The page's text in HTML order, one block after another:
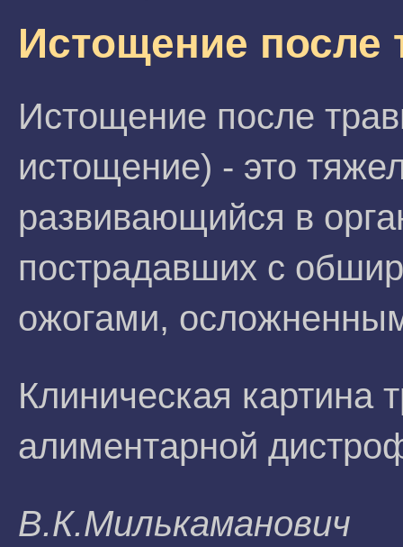
Истощение после
Истощение после
истощение) - это
развивающийся в
пострадавших с
ожогами,
Клиническая картина
алиментарной
В.К.Милькаманович